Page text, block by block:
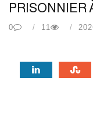
PRISONNIER
11
0